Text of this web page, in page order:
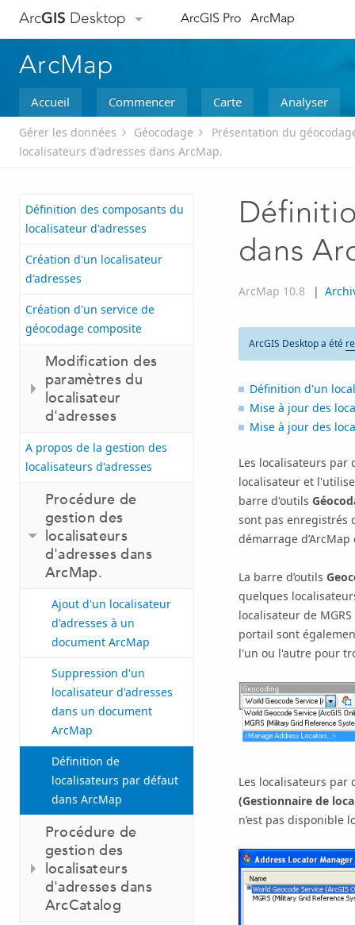
ArcGIS Desktop ArcGIS Pro ArcMap
ArcMap
Accueil Commencer Carte Analyser
Gérer les données Géocodage
Présentation du
localisateurs d'adresses dans ArcMap.
Définition des composants du
localisateur d'adresses
Création d'un localisateur
d'adresses
Création d'un service de
géocodage composite
Modification des
paramètres du
localisateur
d'adresses
A propos de la gestion des
localisateurs d'adresses
Procédure de
gestion des
localisateurs
d'adresses dans
ArcMap.
Ajout d'un localisateur
d'adresses à un
document ArcMap
Suppression d'un
localisateur d'adresses
dans un document
ArcMap
Définition de
localisateurs par défaut
dans ArcMap
Procédure de
gestion des
localisateurs
d'adresses dans
ArcCatalog
dans
ArcMap 10.8 |
ArcGIS Desktop a été
Définition d'un
Mise à jour des
Mise à jour des
Les localisateurs
localisateur et
barre d'outils
sont pas enregistrés
démarrage d’ArcMap
La barre d’outils
quelques
localisateur de
portail sont
l'un ou l'autre pour
Les localisateurs par
(Gestionnaire de
n’est pas disponible